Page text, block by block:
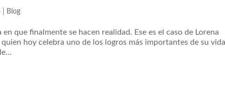
Blog
que finalmente se hacen realidad. Ese es el caso de Lorena
hoy celebra uno de los logros más importantes de su